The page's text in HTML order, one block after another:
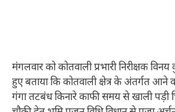
मंगलवार को कोतवाली प्रभारी निरीक्षक
हुए बताया कि कोतवाली क्षेत्र के अंतर्गत आने
गंगा तटबंध किनारे काफी समय से खाली पड़ी